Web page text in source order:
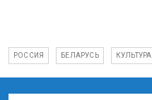
РОССИЯ БЕЛАРУСЬ КУЛЬТУРА